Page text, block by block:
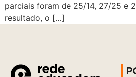
parciais foram de 25/14, 27/25 e
resultado, o […]